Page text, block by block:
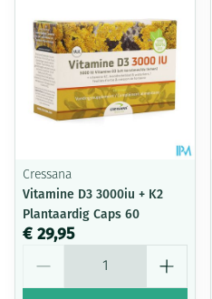
Cressana
Vitamine D3 3000iu + K2
Plantaardig Caps 60
€ 29,95